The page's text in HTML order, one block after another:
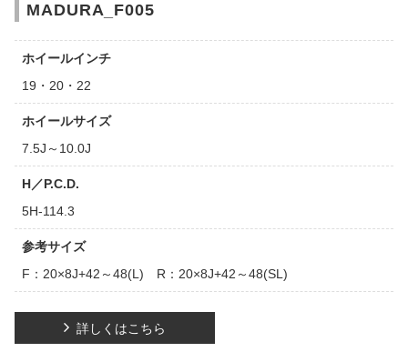
MADURA_F005
ホイールインチ
19・20・22
ホイールサイズ
7.5J～10.0J
H／P.C.D.
5H-114.3
参考サイズ
F：20×8J+42～48(L) R：20×8J+42～48(SL)
詳しくはこちら